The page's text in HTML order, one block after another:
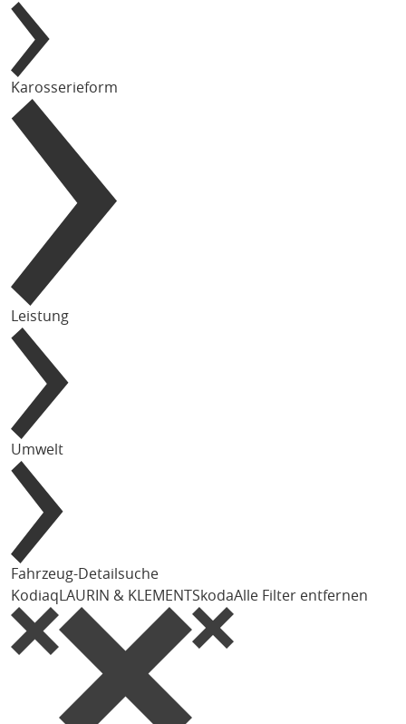
Karosserieform
Leistung
Umwelt
Fahrzeug-Detailsuche
KodiaqLAURIN & KLEMENTSkodaAlle Filter entfernen